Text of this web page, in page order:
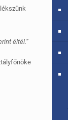
éltél.”